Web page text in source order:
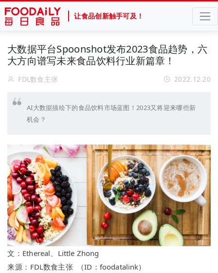
让食品创新触手可及！
大数据平台Spoonshot发布2023食品趋势，六
大方向谱写未来食品饮料行业新篇章！
FDL数食主张 2022.12.20
AI大数据描绘下的食品饮料市场蓝图！2023又将迎来哪些新
机会？
文： Ethereal、Little Zhong
来源： FDL数食主张 （ID： foodatalink）